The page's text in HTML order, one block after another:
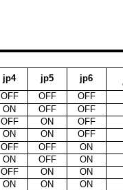
jp4 jp5
jp6
OFF
OFF
OFF
OFF
OFF
ON
OFF
ON
ON
OFF
OFF
ON
OFF
OFF
OFF
ON
ON
ON
ON
ON
OFF
ON
ON
ON